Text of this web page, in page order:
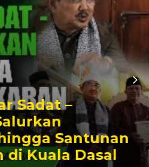
–
Santunan
Kuala Dasal